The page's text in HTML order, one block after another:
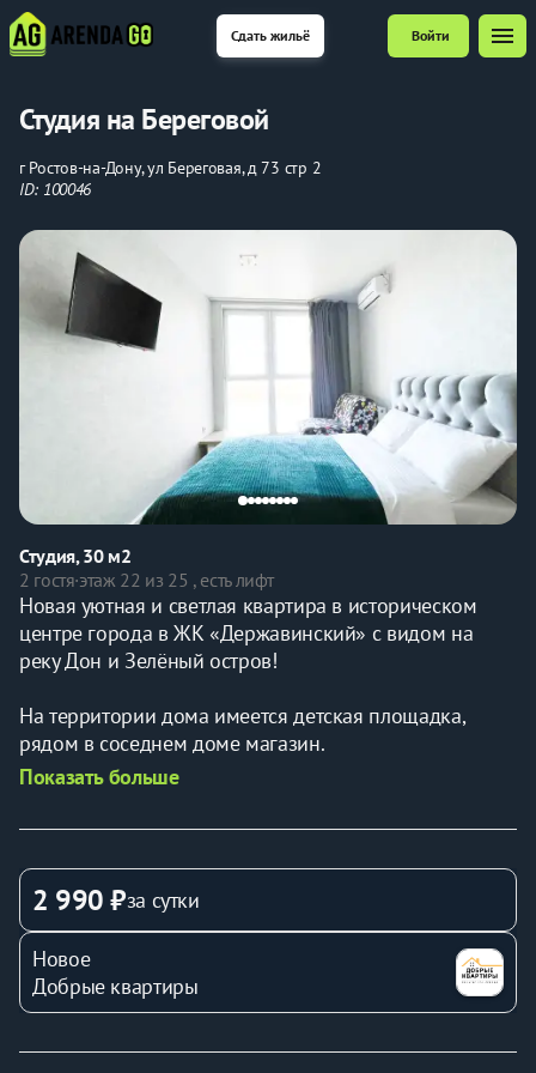
Сдать жильё Войти menu
Студия на Береговой
г Ростов-на-Дону, ул Береговая, д 73 стр 2
ID: 100046
Студия, 30 м2
2 гостя·этаж 22 из 25 , есть лифт
Новая уютная и светлая квартира в историческом
центре города в ЖК «Державинский» с видом на
реку Дон и Зелёный остров!
На территории дома имеется детская площадка,
рядом в соседнем доме магазин.
партнеров сети ресторанов Сицилия! (вся
В 10 минутах от дома находится парк Октябрьской
Революции и колесо обозрения🎡,театр драмы
имени М. Горького, парк имени Вити Черевичкина,
Медицинский университет, ул. Большая Садовая,
Пушкинская улица, ДГТУ(ул.социалистическая),
детские сады,школы, кафе, бары рестораны, Вкусно и
Показать больше
2 990 ₽за сутки
Новое
Добрые квартиры